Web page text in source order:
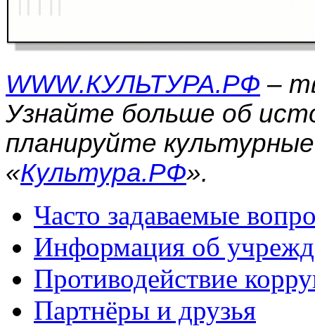
WWW.КУЛЬТУРА.РФ –
Узнайте больше об
планируйте
«Культура.РФ».
Часто задаваемые
Информация об
Противодействие
Партнёры и друзья